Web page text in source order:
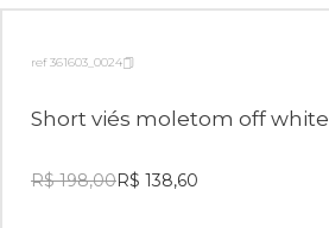
ref 361603_0024
Short viés moletom off white
R$ 198,00R$ 138,60